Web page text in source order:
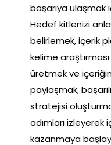
başarıya ulaşmak
Hedef kitlenizi
belirlemek, içerik
kelime
üretmek ve
paylaşmak,
stratejisi
adımları izleyerek
kazanmaya